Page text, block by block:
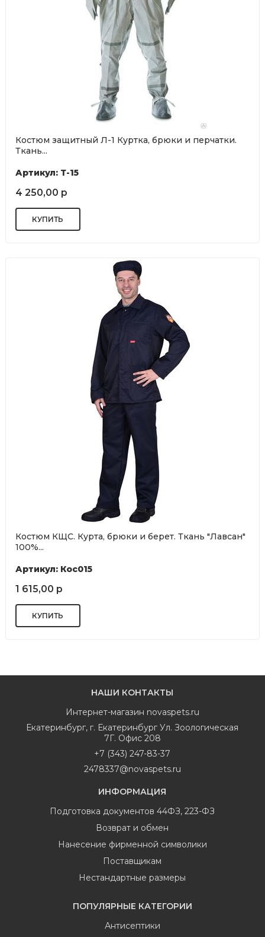
Костюм защитный Л-1 Куртка, брюки и перчатки.
Ткань...
Артикул: Т-15
4 250,00 р
Костюм КЩС. Курта, брюки и берет. Ткань "Лавсан"
100%...
Артикул: Кос015
1 615,00 р
НАШИ КОНТАКТЫ
Интернет-магазин novaspets.ru
Екатеринбург, г. Екатеринбург Ул. Зоологическая
7Г. Офис 208
+7 (343) 247-83-37
2478337@novaspets.ru
ИНФОРМАЦИЯ
Подготовка документов 44ФЗ, 223-ФЗ
Возврат и обмен
Нанесение фирменной символики
Поставщикам
Нестандартные размеры
ПОПУЛЯРНЫЕ КАТЕГОРИИ
Антисептики